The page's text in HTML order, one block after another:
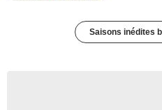
Saisons inédites